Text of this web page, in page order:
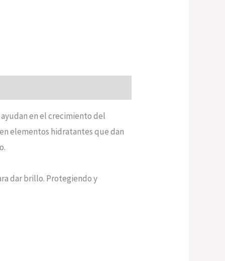
en el crecimiento del
elementos hidratantes que dan
dar brillo. Protegiendo y